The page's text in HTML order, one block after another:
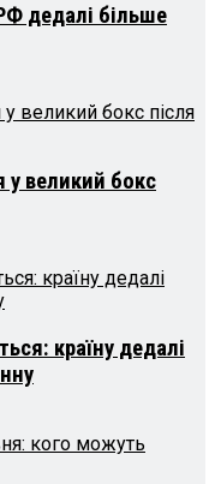
дедалі більше
у великий бокс
країну дедалі